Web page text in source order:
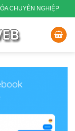
CHUYÊN NGHIỆP